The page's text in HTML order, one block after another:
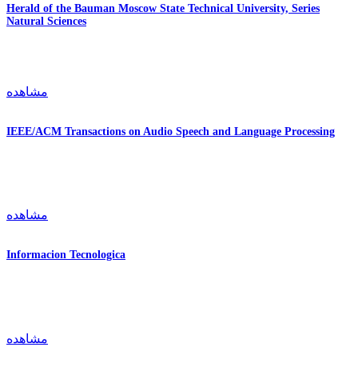
Herald of the Bauman Moscow State Technical University, Series
Natural Sciences
مشاهده
IEEE/ACM Transactions on Audio Speech and Language Processing
مشاهده
Informacion Tecnologica
مشاهده